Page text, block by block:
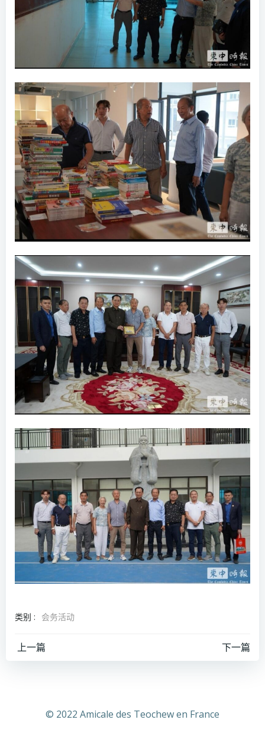
类别 : 会务活动
文
上一篇
文
导
下一篇
© 2022 Amicale des Teochew en France